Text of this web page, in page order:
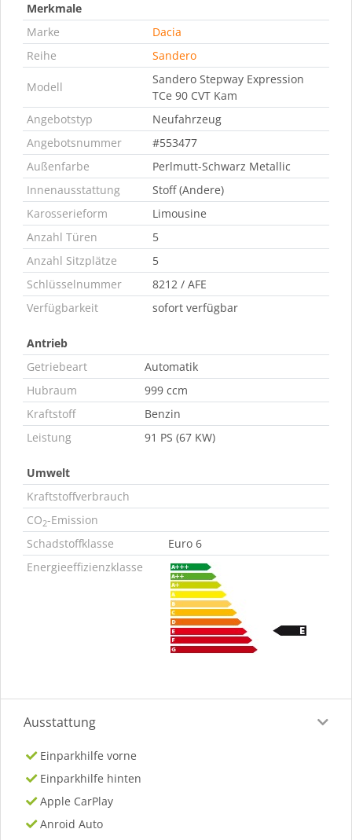
Merkmale
Marke
Dacia
Reihe
Sandero
Modell
Sandero Stepway Expression
TCe 90 CVT Kam
Angebotstyp
Neufahrzeug
Angebotsnummer
#553477
Außenfarbe
Perlmutt-Schwarz Metallic
Innenausstattung
Stoff (Andere)
Karosserieform
Limousine
Anzahl Türen
5
Anzahl Sitzplätze
5
Schlüsselnummer
8212 / AFE
Verfügbarkeit
sofort verfügbar
Antrieb
Getriebeart
Automatik
Hubraum
999 ccm
Kraftstoff
Benzin
Leistung
91 PS (67 KW)
Umwelt
Kraftstoffverbrauch
CO2-Emission
Schadstoffklasse
Euro 6
Energieeffizienzklasse
Ausstattung
Einparkhilfe vorne
Einparkhilfe hinten
Apple CarPlay
Anroid Auto